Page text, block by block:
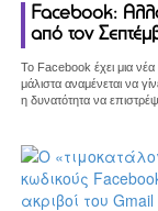
Facebook:
από τον
To Facebook έχει μια
μάλιστα αναμένεται να
η δυνατότητα να